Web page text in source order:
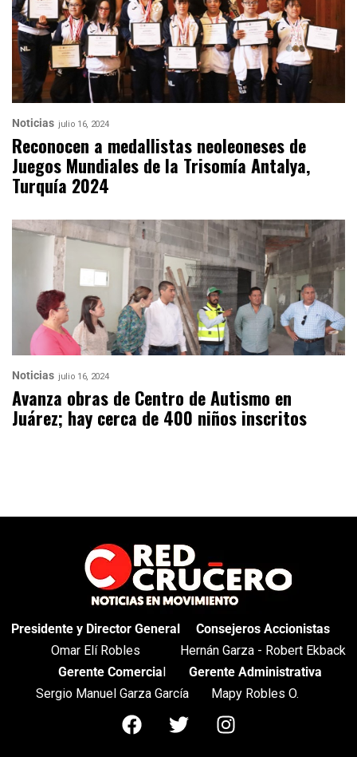
Noticias julio 16, 2024
Reconocen a medallistas neoleoneses de
Juegos Mundiales de la Trisomía Antalya,
Turquía 2024
Noticias julio 16, 2024
Avanza obras de Centro de Autismo en
Juárez; hay cerca de 400 niños inscritos
Presidente y Director General
Omar Elí Robles
Consejeros Accionistas
Hernán Garza - Robert Ekback
Gerente Comercial
Sergio Manuel Garza García
Gerente Administrativa
Mapy Robles O.